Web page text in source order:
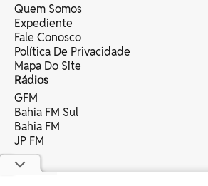
Quem Somos
Expediente
Fale Conosco
Política De Privacidade
Mapa Do Site
Rádios
GFM
Bahia FM Sul
Bahia FM
JP FM